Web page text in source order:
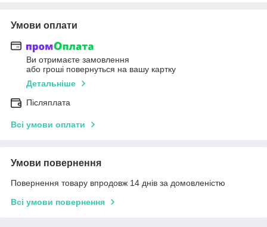
Умови оплати
Ви отримаєте замовлення
або гроші повернуться на вашу картку
Детальніше
Післяплата
Всі умови оплати
Умови повернення
Повернення товару впродовж 14 днів за домовленістю
Всі умови повернення